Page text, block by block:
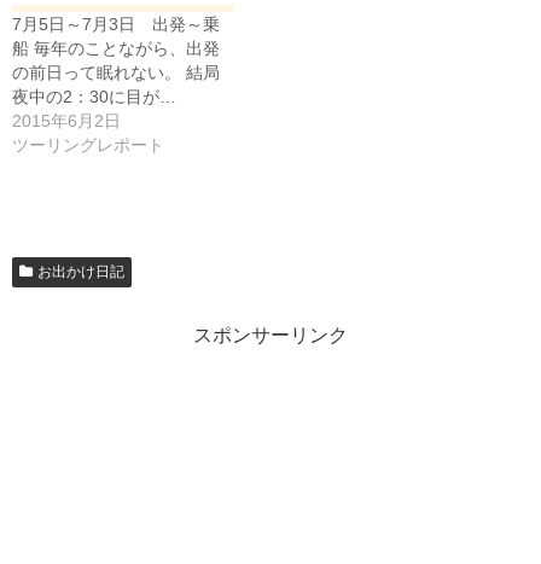
7月5日～7月3日 出発～乗
船 毎年のことながら、出発
の前日って眠れない。 結局
夜中の2：30に目が…
2015年6月2日
ツーリングレポート
お出かけ日記
スポンサーリンク